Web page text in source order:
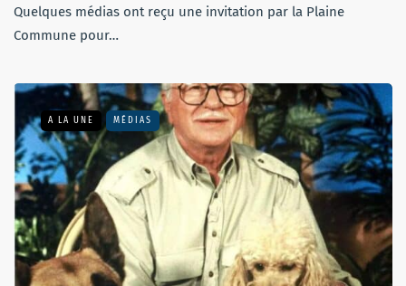
Quelques médias ont reçu une invitation par la Plaine
Commune pour…
A LA UNE MÉDIAS